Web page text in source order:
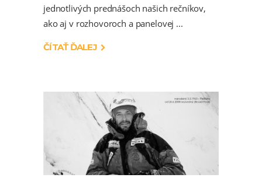
jednotlivých prednášoch našich rečníkov,
ako aj v rozhovoroch a panelovej
ČÍTAŤ ĎALEJ